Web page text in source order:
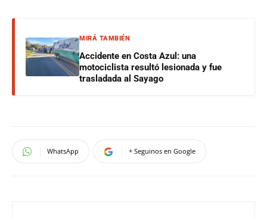
MIRÁ TAMBIÉN
Accidente en Costa Azul: una
motociclista resultó lesionada y fue
trasladada al Sayago
WhatsApp + Seguinos en Google